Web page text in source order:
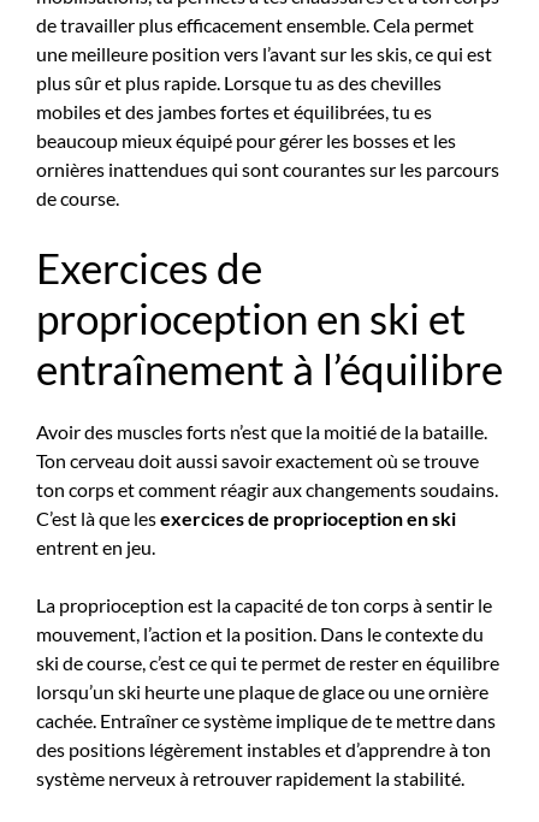
de travailler plus efficacement ensemble. Cela permet
une meilleure position vers l’avant sur les skis, ce qui est
plus sûr et plus rapide. Lorsque tu as des chevilles
mobiles et des jambes fortes et équilibrées, tu es
beaucoup mieux équipé pour gérer les bosses et les
ornières inattendues qui sont courantes sur les parcours
de course.
Exercices de
proprioception en ski et
entraînement à l’équilibre
Avoir des muscles forts n’est que la moitié de la bataille.
Ton cerveau doit aussi savoir exactement où se trouve
ton corps et comment réagir aux changements soudains.
C’est là que lesexercices de proprioception en ski
entrent en jeu.
La proprioception est la capacité de ton corps à sentir le
mouvement, l’action et la position. Dans le contexte du
ski de course, c’est ce qui te permet de rester en équilibre
lorsqu’un ski heurte une plaque de glace ou une ornière
cachée. Entraîner ce système implique de te mettre dans
des positions légèrement instables et d’apprendre à ton
système nerveux à retrouver rapidement la stabilité.